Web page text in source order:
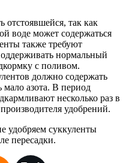
отстоявшейся, так как
воде может содержаться
также требуют
нормальный
с поливом.
должно содержать
азота. В период
несколько раз в
удобрений.
удобряем суккуленты
пересадки.